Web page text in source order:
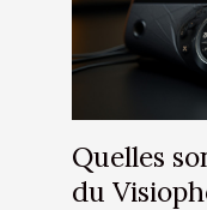
Quelles
du